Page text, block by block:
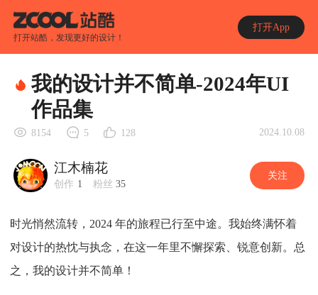
打开站酷，发现更好的设计！
打开App
我的设计并不简单-2024年UI
作品集
8154 5 128 2024.10.08
江木楠花
创作 1 粉丝 35
关注
时光悄然流转，2024 年的旅程已行至中途。我始终满怀着
对设计的热忱与执念，在这一年里不懈探索、锐意创新。总
之，我的设计并不简单！